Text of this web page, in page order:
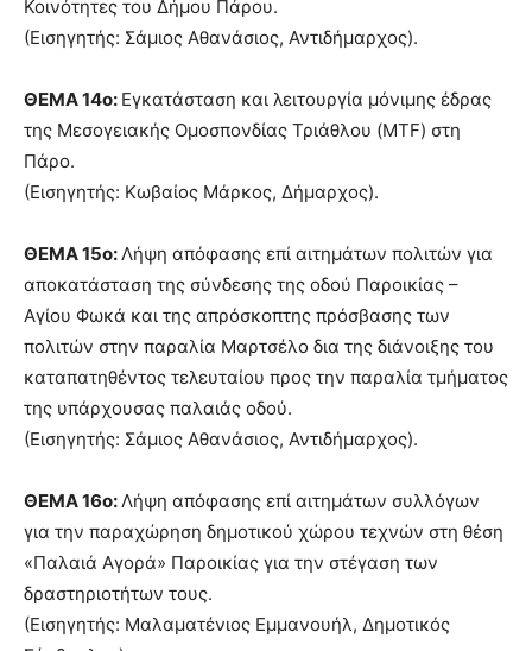
Κοινότητες του Δήμου Πάρου.
(Εισηγητής: Σάμιος Αθανάσιος, Αντιδήμαρχος).
ΘΕΜΑ 14ο: Εγκατάσταση και λειτουργία μόνιμης έδρας
της Μεσογειακής Ομοσπονδίας Τριάθλου (MTF) στη
Πάρο.
(Εισηγητής: Κωβαίος Μάρκος, Δήμαρχος).
ΘΕΜΑ 15ο:Λήψη απόφασης επί αιτημάτων πολιτών για
αποκατάσταση της σύνδεσης της οδού Παροικίας –
Αγίου Φωκά και της απρόσκοπτης πρόσβασης των
πολιτών στην παραλία Μαρτσέλο δια της διάνοιξης του
καταπατηθέντος τελευταίου προς την παραλία τμήματος
της υπάρχουσας παλαιάς οδού.
(Εισηγητής: Σάμιος Αθανάσιος, Αντιδήμαρχος).
ΘΕΜΑ 16ο:Λήψη απόφασης επί αιτημάτων συλλόγων
για την παραχώρηση δημοτικού χώρου τεχνών στη θέση
«Παλαιά Αγορά» Παροικίας για την στέγαση των
δραστηριοτήτων τους.
(Εισηγητής: Μαλαματένιος Εμμανουήλ, Δημοτικός